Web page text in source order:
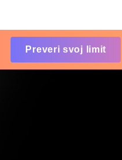
Preveri svoj limit